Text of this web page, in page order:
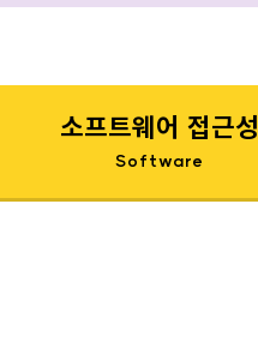
소프트웨어 접근성
Software